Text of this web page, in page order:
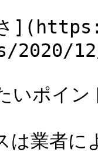
さ
2020/
いポイ
は業者